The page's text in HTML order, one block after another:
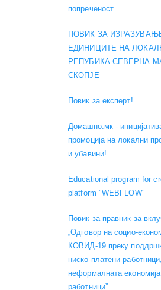
попреченост
ПОВИК ЗА
ЕДИНИЦИТЕ НА
РЕПУБИКА СЕВЕРНА
СКОПЈЕ
Повик за експерт!
Домашно.мк -
промоција на локални
и убавини!
Educational program for
platform "WEBFLOW"
Повик за правник за
„Одговор на социо-
КОВИД-19 преку
ниско-платени
неформалната
работници”